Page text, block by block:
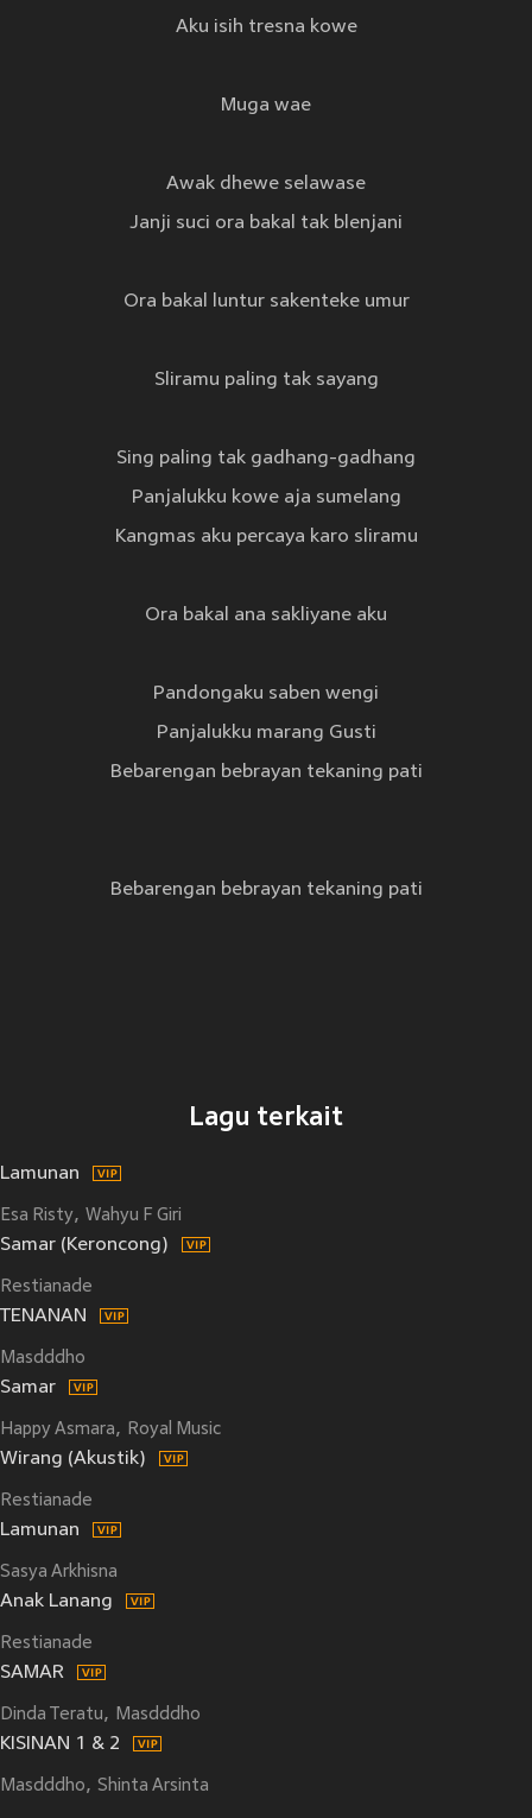
Aku isih tresna kowe
Muga wae
Awak dhewe selawase
Janji suci ora bakal tak blenjani
Ora bakal luntur sakenteke umur
Sliramu paling tak sayang
Sing paling tak gadhang-gadhang
Panjalukku kowe aja sumelang
Kangmas aku percaya karo sliramu
Ora bakal ana sakliyane aku
Pandongaku saben wengi
Panjalukku marang Gusti
Bebarengan bebrayan tekaning pati
Bebarengan bebrayan tekaning pati
Lagu terkait
Lamunan
Esa Risty Wahyu F Giri
Samar (Keroncong)
Restianade
TENANAN
Masdddho
Samar
Happy Asmara Royal Music
Wirang (Akustik)
Restianade
Lamunan
Sasya Arkhisna
Anak Lanang
Restianade
SAMAR
Dinda Teratu Masdddho
KISINAN 1 & 2
Masdddho Shinta Arsinta